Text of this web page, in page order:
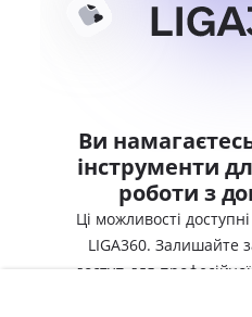
Ви
інструменти
роботи з
Ці можливості
LIGA360. Залишайте
доступ для